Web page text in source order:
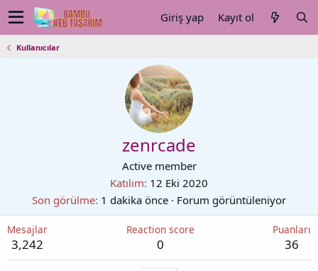
Giriş yap Kayıt ol
Kullanıcılar
zenrcade
Active member
Katılım 12 Eki 2020
Son görülme 1 dakika önce · Forum görüntüleniyor
Mesajlar
3,242
Reaction score
0
Puanları
36